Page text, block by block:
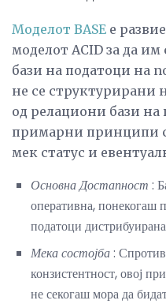
Моделот BASE е
моделот ACID за да
бази на податоци на
не се структурирани
од релациони бази на
примарни принципи
мек статус и
Основна Достапност :
оперативна, понекогаш
податоци
Мека состојба:
конзистентност, овој
не секогаш мора да